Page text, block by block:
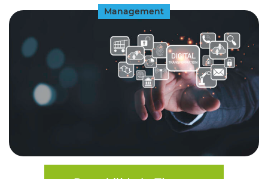
Management